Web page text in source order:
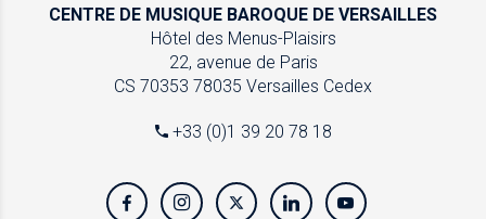
CENTRE DE MUSIQUE BAROQUE DE VERSAILLES
Hôtel des Menus-Plaisirs
22, avenue de Paris
CS 70353 78035 Versailles Cedex
+33 (0)1 39 20 78 18